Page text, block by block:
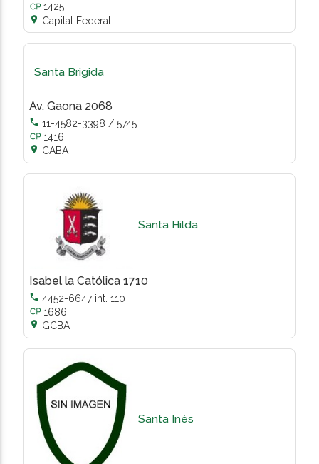
1425
 Capital Federal
Santa Brigida
Av. Gaona 2068
 11-4582-3398 / 5745
1416
 CABA
Santa Hilda
Isabel la Católica 1710
 4452-6647 int. 110
1686
 GCBA
Santa Inés